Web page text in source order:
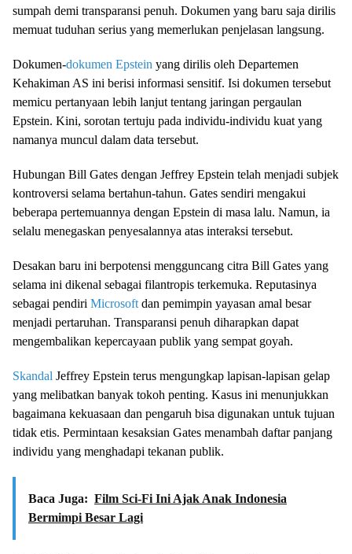
sumpah demi transparansi penuh. Dokumen yang baru saja dirilis
memuat tuduhan serius yang memerlukan penjelasan langsung.
Dokumen-dokumen Epstein yang dirilis oleh Departemen
Kehakiman AS ini berisi informasi sensitif. Isi dokumen tersebut
memicu pertanyaan lebih lanjut tentang jaringan pergaulan
Epstein. Kini, sorotan tertuju pada individu-individu kuat yang
namanya muncul dalam data tersebut.
Hubungan Bill Gates dengan Jeffrey Epstein telah menjadi subjek
kontroversi selama bertahun-tahun. Gates sendiri mengakui
beberapa pertemuannya dengan Epstein di masa lalu. Namun, ia
selalu menegaskan penyesalannya atas interaksi tersebut.
Desakan baru ini berpotensi mengguncang citra Bill Gates yang
selama ini dikenal sebagai filantropis terkemuka. Reputasinya
sebagai pendiri Microsoft dan pemimpin yayasan amal besar
menjadi pertaruhan. Transparansi penuh diharapkan dapat
mengembalikan kepercayaan publik yang sempat goyah.
Skandal Jeffrey Epstein terus mengungkap lapisan-lapisan gelap
yang melibatkan banyak tokoh penting. Kasus ini menunjukkan
bagaimana kekuasaan dan pengaruh bisa digunakan untuk tujuan
tidak etis. Permintaan kesaksian Gates menambah daftar panjang
individu yang menghadapi tekanan publik.
Baca Juga: Film Sci-Fi Ini Ajak Anak Indonesia
Bermimpi Besar Lagi